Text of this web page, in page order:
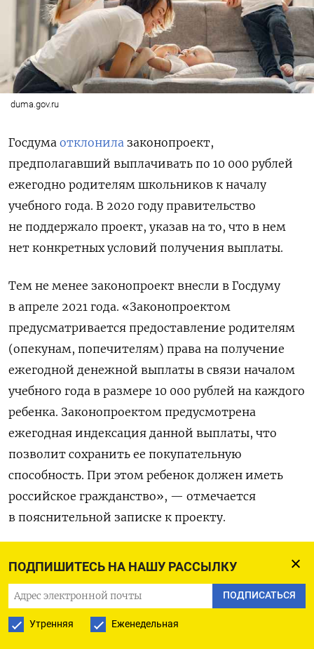
ПОДПИШИТЕСЬ НА НАШУ РАССЫЛКУ
ПОДПИСАТЬСЯ
Утренняя Еженедельная
duma.gov.ru
Госдума отклонила законопроект,
предполагавший выплачивать по 10 000 рублей
ежегодно родителям школьников к началу
учебного года. В 2020 году правительство
не поддержало проект, указав на то, что в нем
нет конкретных условий получения выплаты.
Тем не менее законопроект внесли в Госдуму
в апреле 2021 года. «Законопроектом
предусматривается предоставление родителям
(опекунам, попечителям) права на получение
ежегодной денежной выплаты в связи началом
учебного года в размере 10 000 рублей на каждого
ребенка. Законопроектом предусмотрена
ежегодная индексация данной выплаты, что
позволит сохранить ее покупательную
способность. При этом ребенок должен иметь
российское гражданство», — отмечается
в пояснительной записке к проекту.
из федерального бюджета. Ежегодные
дополнительные расходы могли бы составить
165 млрд рублей, исходя из примерного числа